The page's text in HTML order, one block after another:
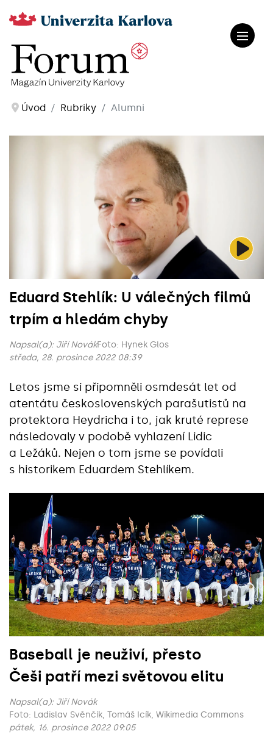
Úvod Rubriky Alumni
Eduard Stehlík: U válečných filmů
trpím a hledám chyby
Napsal(a): Jiří NovákFoto: Hynek Glos
středa, 28. prosince 2022 08:39
Letos jsme si připomněli osmdesát let od
atentátu československých parašutistů na
protektora Heydricha i to, jak kruté represe
následovaly v podobě vyhlazení Lidic
a Ležáků. Nejen o tom jsme se povídali
s historikem Eduardem Stehlíkem.
Baseball je neuživí, přesto
Češi patří mezi světovou elitu
Napsal(a): Jiří Novák
Foto: Ladislav Svěnčík, Tomáš Icík, Wikimedia Commons
pátek, 16. prosince 2022 09:05